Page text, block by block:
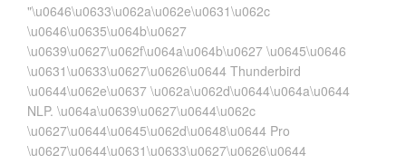
"\u0646\u0633\u062a\u062e\u0631\u062c
\u0646\u0635\u064b\u0627
\u0639\u0627\u062f\u064a\u064b\u0627 \u0645\u0646
\u0631\u0633\u0627\u0626\u0644 Thunderbird
\u0644\u062e\u0637 \u062a\u062d\u0644\u064a\u0644
NLP. \u064a\u0639\u0627\u0644\u062c
\u0627\u0644\u0645\u062d\u0648\u0644 Pro
\u0627\u0644\u0631\u0633\u0627\u0626\u0644